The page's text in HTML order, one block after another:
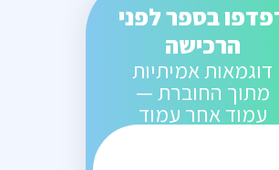
בספר לפני
הרכישה
דוגמאות אמיתיות
מתוך החוברת —
עמוד אחר עמוד